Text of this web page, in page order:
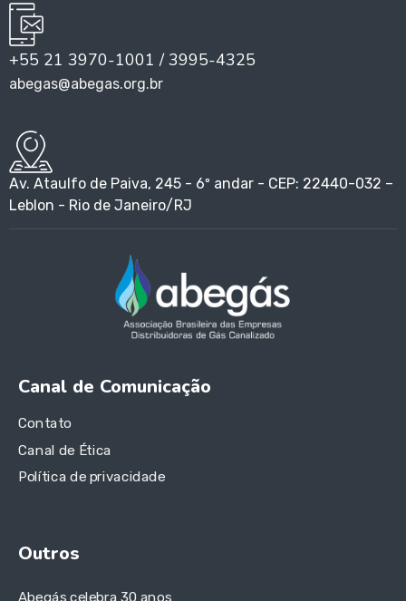
+55 21 3970-1001 / 3995-4325
abegas@abegas.org.br
Av. Ataulfo de Paiva, 245 - 6º andar - CEP: 22440-032 –
Leblon - Rio de Janeiro/RJ
Canal de Comunicação
Contato
Canal de Ética
Política de privacidade
Outros
Abegás celebra 30 anos